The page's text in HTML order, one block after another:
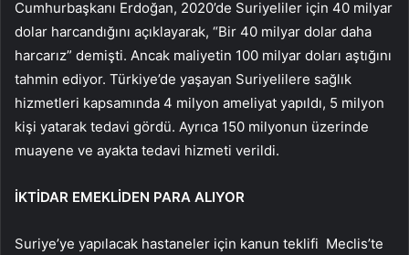
Cumhurbaşkanı Erdoğan, 2020’de Suriyeliler için 40 milyar
dolar harcandığını açıklayarak, “Bir 40 milyar dolar daha
harcarız” demişti. Ancak maliyetin 100 milyar doları aştığını
tahmin ediyor. Türkiye’de yaşayan Suriyelilere sağlık
hizmetleri kapsamında 4 milyon ameliyat yapıldı, 5 milyon
kişi yatarak tedavi gördü. Ayrıca 150 milyonun üzerinde
muayene ve ayakta tedavi hizmeti verildi.
İKTİDAR EMEKLİDEN PARA ALIYOR
Suriye’ye yapılacak hastaneler için kanun teklifi Meclis’te